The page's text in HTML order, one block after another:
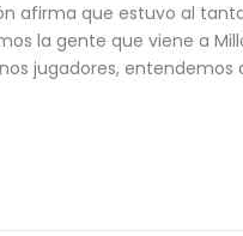
afirma que estuvo al
la gente que viene a
jugadores,